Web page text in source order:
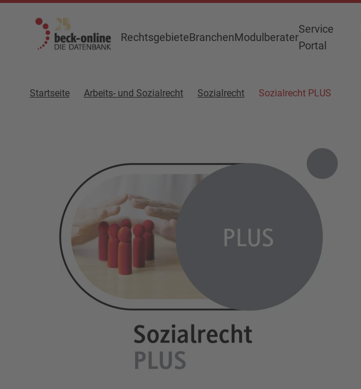
RechtsgebieteBranchenModulberater
Service
Portal
Startseite Arbeits- und Sozialrecht Sozialrecht Sozialrecht PLUS